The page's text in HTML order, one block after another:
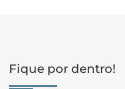
Fique por dentro!